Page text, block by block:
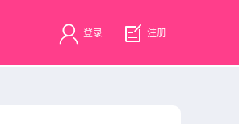
登录 注册